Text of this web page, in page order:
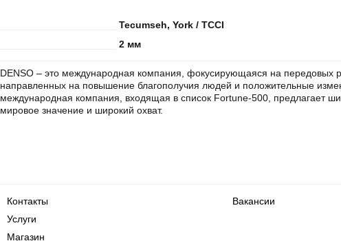
Tecumseh, York / TCCI
2 мм
DENSO – это международная компания, фокусирующаяся на передовых
направленных на повышение благополучия людей и положительные
международная компания, входящая в список Fortune-500, предлагает
мировое значение и широкий охват.
Контакты
Услуги
Магазин
Вакансии